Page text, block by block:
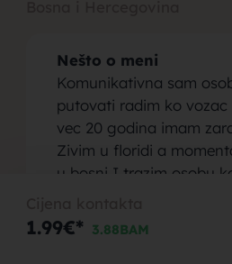
Nešto o meni
Komunikativna sam
putovati radim ko
vec 20 godina imam
Zivim u floridi a
u bosni I trazim osobu
Osoba koju tražim
Trazim partnerku koja
1.99€* 3.88BAM
za